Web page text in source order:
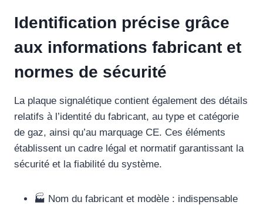
Identification précise grâce
aux informations fabricant et
normes de sécurité
La plaque signalétique contient également des détails
relatifs à l’identité du fabricant, au type et catégorie
de gaz, ainsi qu’au marquage CE. Ces éléments
établissent un cadre légal et normatif garantissant la
sécurité et la fiabilité du système.
🏭 Nom du fabricant et modèle : indispensable